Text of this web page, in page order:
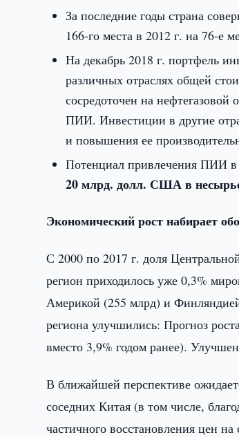
За последние годы страна
166-го места в 2012 г. на 76-е
На декабрь 2018 г. портфель
различных отраслях общей
сосредоточен на нефтегазовой
ПИИ. Инвестиции в другие
и повышения ее
Потенциал привлечения ПИИ в
20 млрд. долл. США в
Экономический рост набирает
С 2000 по 2017 г. доля
регион приходилось уже 0,3%
Америкой (255 млрд) и
региона улучшились: Прогноз
вместо 3,9% годом ранее).
В ближайшей перспективе
соседних Китая (в том числе,
частичного восстановления цен на